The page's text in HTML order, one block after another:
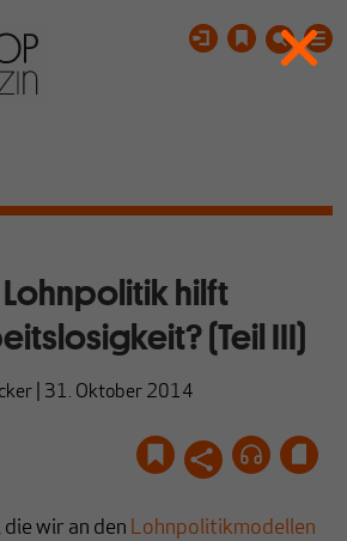
hilft
(Teil III)
31. Oktober 2014
wir an den Lohnpolitikmodellen